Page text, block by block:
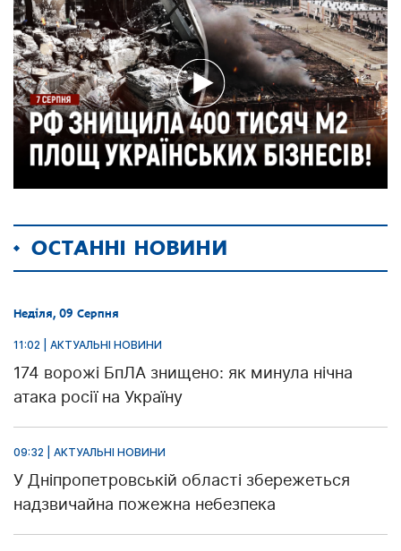
ОСТАННІ НОВИНИ
Неділя, 09 Серпня
11:02 | АКТУАЛЬНІ НОВИНИ
174 ворожі БпЛА знищено: як минула нічна
атака росії на Україну
09:32 | АКТУАЛЬНІ НОВИНИ
У Дніпропетровській області збережеться
надзвичайна пожежна небезпека